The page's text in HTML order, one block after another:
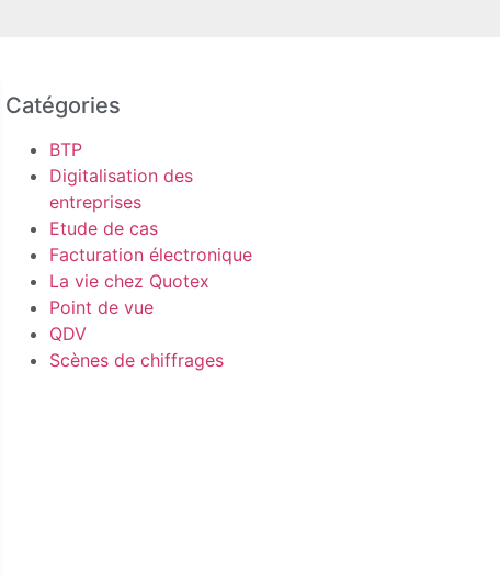
Catégories
BTP
Digitalisation des
entreprises
Etude de cas
Facturation électronique
La vie chez Quotex
Point de vue
QDV
Scènes de chiffrages